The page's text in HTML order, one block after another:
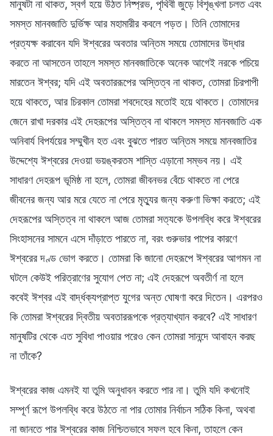
মানুষটা না থাকত, স্বর্গ হয়ে উঠত নিষ্প্রভ, পৃথিবী জুড়ে বিশৃঙ্খলা চলত এবং
সমস্ত মানবজাতি দুর্ভিক্ষ আর মহামারীর কবলে পড়ত। তিনি তোমাদের
প্রত্যক্ষ করাবেন যদি ঈশ্বরের অবতার অন্তিম সময়ে তোমাদের উদ্ধার
করতে না আসতেন তাহলে সমস্ত মানবজাতিকে অনেক আগেই নরকে পচিয়ে
মারতেন ঈশ্বর; যদি এই অবতাররূপের অস্তিত্ব না থাকত, তোমরা চিরপাপী
হয়ে থাকতে, আর চিরকাল তোমরা শবদেহের মতোই হয়ে থাকতে। তোমাদের
জেনে রাখা দরকার এই দেহরূপের অস্তিত্ব না থাকলে সমস্ত মানবজাতি এক
অনিবার্য বিপর্যয়ের সম্মুখীন হত এবং বুঝতে পারত অন্তিম সময়ে মানবজাতির
উদ্দেশ্যে ঈশ্বরের দেওয়া ভয়ঙ্করতম শাস্তি এড়ানো সম্ভব নয়। এই
সাধারণ দেহরূপ ভূমিষ্ঠ না হলে, তোমরা জীবনভর বেঁচে থাকতে না পেরে
জীবনের জন্য আর মরে যেতে না পেরে মৃত্যুর জন্য করুণা ভিক্ষা করতে; এই
দেহরূপের অস্তিত্ব না থাকলে আজ তোমরা সত্যকে উপলব্ধি করে ঈশ্বরের
সিংহাসনের সামনে এসে দাঁড়াতে পারতে না, বরং গুরুভার পাপের কারণে
ঈশ্বরের দণ্ড ভোগ করতে। তোমরা কি জানো দেহরূপে ঈশ্বরের আগমন না
ঘটলে কেউই পরিত্রাণের সুযোগ পেত না; এই দেহরূপে অবতীর্ণ না হলে
কবেই ঈশ্বর এই বার্দ্ধক্যপ্রাপ্ত যুগের অন্ত ঘোষণা করে দিতেন। এরপরও
কি তোমরা ঈশ্বরের দ্বিতীয় অবতাররূপকে প্রত্যাখ্যান করবে? এই সাধারণ
মানুষটির থেকে এত সুবিধা পাওয়ার পরেও কেন তোমরা সানন্দে আবাহন করছ
না তাঁকে?
ঈশ্বরের কাজ এমনই যা তুমি অনুধাবন করতে পার না। তুমি যদি কখনোই
সম্পূর্ণ রূপে উপলব্ধি করে উঠতে না পার তোমার নির্বাচন সঠিক কিনা, অথবা
না জানতে পার ঈশ্বরের কাজ নিশ্চিতভাবে সফল হবে কিনা, তাহলে কেন